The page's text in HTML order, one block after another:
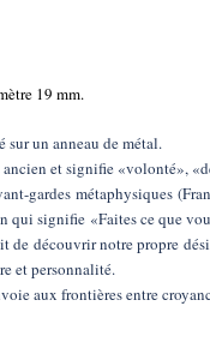
19 mm.
sur un anneau de métal.
et signifie «volonté»,
gardes métaphysiques
qui signifie «Faites ce que
de découvrir notre propre
et personnalité.
aux frontières entre